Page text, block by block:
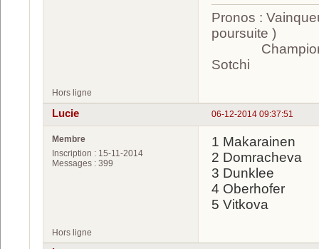
Pronos :
poursuite )
Champion
Sotchi
Hors ligne
06-12-2014 09:37:51
Lucie
Membre
Inscription : 15-11-2014
Messages : 399
1 Makarainen
2 Domracheva
3 Dunklee
4 Oberhofer
5 Vitkova
Hors ligne